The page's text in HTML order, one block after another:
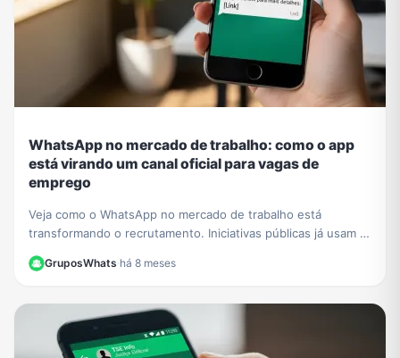
WhatsApp no mercado de trabalho: como o app
está virando um canal oficial para vagas de
emprego
Veja como o WhatsApp no mercado de trabalho está
transformando o recrutamento. Iniciativas públicas já usam o
app para conectar empresas e candidatos.
GruposWhats·há 8 meses